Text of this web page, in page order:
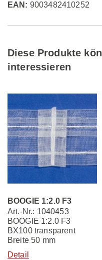
EAN: 9003482410252
Diese Produkte
interessieren
BOOGIE 1:2.0 F3
Art.-Nr.: 1040453
BOOGIE 1:2.0 F3
BX100 transparent
Breite 50 mm
Detail